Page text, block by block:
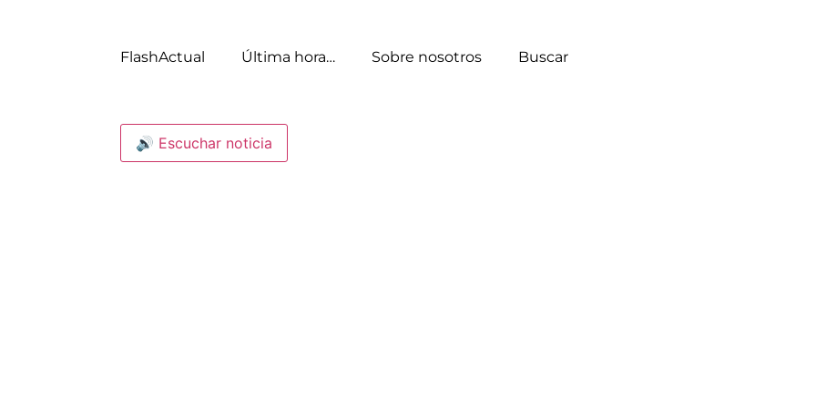
FlashActual Última hora… Sobre nosotros Buscar
🔊 Escuchar noticia